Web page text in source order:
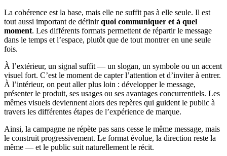
La cohérence est la base, mais elle ne suffit pas à elle seule. Il est
tout aussi important de définirquoi communiquer et à quel
moment. Les différents formats permettent de répartir le message
dans le temps et l’espace, plutôt que de tout montrer en une seule
fois.
À l’extérieur, un signal suffit — un slogan, un symbole ou un accent
visuel fort. C’est le moment de capter l’attention et d’inviter à entrer.
À l’intérieur, on peut aller plus loin : développer le message,
présenter le produit, ses usages ou ses avantages concurrentiels. Les
mêmes visuels deviennent alors des repères qui guident le public à
travers les différentes étapes de l’expérience de marque.
Ainsi, la campagne ne répète pas sans cesse le même message, mais
le construit progressivement. Le format évolue, la direction reste la
même — et le public suit naturellement le récit.